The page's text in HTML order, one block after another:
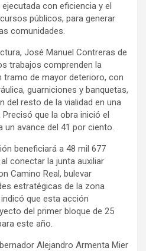
con eficiencia y el
públicos, para generar
comunidades.
José Manuel Contreras de
trabajos comprenden la
de mayor deterioro, con
guarniciones y banquetas,
del resto de la vialidad en una
que la obra inició el
un avance del 41 por ciento.
beneficiará a 48 mil 677
conectar la junta auxiliar
Camino Real, bulevar
estratégicas de la zona
que esta acción
del primer bloque de 25
este año.
Alejandro Armenta Mier